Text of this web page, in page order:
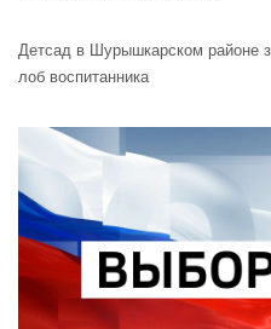
Детсад в Шурышкарском районе
лоб воспитанника